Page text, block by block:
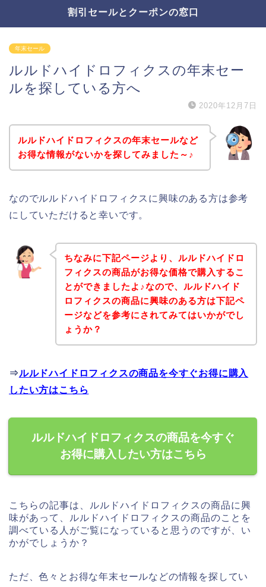
割引セールとクーポンの窓口
年末セール
ルルドハイドロフィクスの年末セー
ルを探している方へ
2020年12月7日
ルルドハイドロフィクスの年末セールなど
お得な情報がないかを探してみました～♪
なのでルルドハイドロフィクスに興味のある方は参考
にしていただけると幸いです。
ちなみに下記ページより、ルルドハイドロ
フィクスの商品がお得な価格で購入するこ
とができましたよ♪なので、ルルドハイド
ロフィクスの商品に興味のある方は下記ペ
ージなどを参考にされてみてはいかがでし
ょうか？
⇒ルルドハイドロフィクスの商品を今すぐお得に購入
したい方はこちら
ルルドハイドロフィクスの商品を今すぐ
お得に購入したい方はこちら
こちらの記事は、ルルドハイドロフィクスの商品に興
味があって、ルルドハイドロフィクスの商品のことを
調べている人がご覧になっていると思うのですが、い
かがでしょうか？
ただ、色々とお得な年末セールなどの情報を探してい